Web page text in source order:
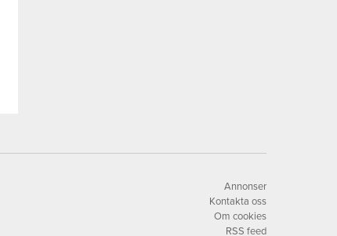
Annonser
Kontakta oss
Om cookies
RSS feed